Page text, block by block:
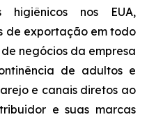
higiênicos nos EUA,
de exportação em todo
negócios da empresa
de adultos e
e canais diretos ao
e suas marcas